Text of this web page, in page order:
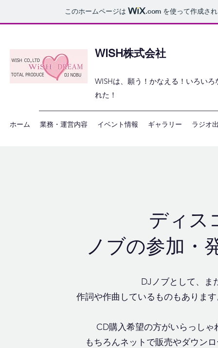
このホームページは .com を使って作成さ
WISH株式会社
​WISHは、願う！かなえる！いろい
れた！
ホーム 業務・運営内容 イベント情報 ギャラリー ラジオ
ディス
ノブの参加・
DJノブとして、ま
作詞や作曲しているものもありま
CD購入希望の方がいらっし
もちろんネットで販売やダウン